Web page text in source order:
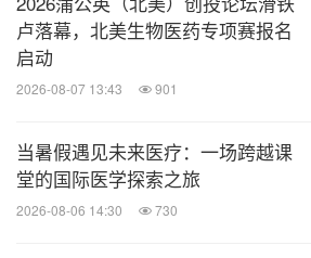
卢落幕，北美生物医药专项赛报名
启动
2026-08-07 13:43 901
当暑假遇见未来医疗：一场跨越课
堂的国际医学探索之旅
2026-08-06 14:30 730